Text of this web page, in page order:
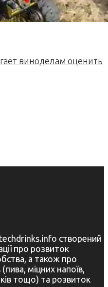
виноделам оценить
створений
про розвиток
а також про
міцних напоїв,
тощо) та розвиток